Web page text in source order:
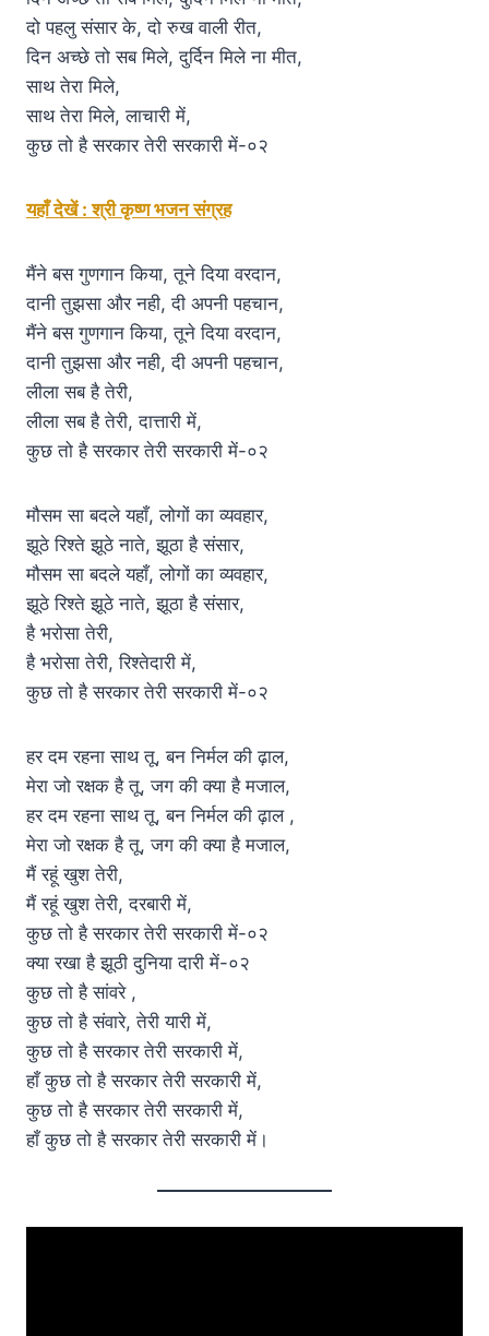
दो पहलु संसार के, दो रुख वाली रीत,
दिन अच्छे तो सब मिले, दुर्दिन मिले ना मीत,
साथ तेरा मिले,
साथ तेरा मिले, लाचारी में,
कुछ तो है सरकार तेरी सरकारी में-०२
यहाँ देखें : श्री कृष्ण भजन संग्रह
मैंने बस गुणगान किया, तूने दिया वरदान,
दानी तुझसा और नही, दी अपनी पहचान,
मैंने बस गुणगान किया, तूने दिया वरदान,
दानी तुझसा और नही, दी अपनी पहचान,
लीला सब है तेरी,
लीला सब है तेरी, दात्तारी में,
कुछ तो है सरकार तेरी सरकारी में-०२
मौसम सा बदले यहाँ, लोगों का व्यवहार,
झूठे रिश्ते झूठे नाते, झूठा है संसार,
मौसम सा बदले यहाँ, लोगों का व्यवहार,
झूठे रिश्ते झूठे नाते, झूठा है संसार,
है भरोसा तेरी,
है भरोसा तेरी, रिश्तेदारी में,
कुछ तो है सरकार तेरी सरकारी में-०२
हर दम रहना साथ तू, बन निर्मल की ढ़ाल,
मेरा जो रक्षक है तू, जग की क्या है मजाल,
हर दम रहना साथ तू, बन निर्मल की ढ़ाल ,
मेरा जो रक्षक है तू, जग की क्या है मजाल,
मैं रहूं खुश तेरी,
मैं रहूं खुश तेरी, दरबारी में,
कुछ तो है सरकार तेरी सरकारी में-०२
क्या रखा है झूठी दुनिया दारी में-०२
कुछ तो है सांवरे ,
कुछ तो है संवारे, तेरी यारी में,
कुछ तो है सरकार तेरी सरकारी में,
हाँ कुछ तो है सरकार तेरी सरकारी में,
कुछ तो है सरकार तेरी सरकारी में,
हाँ कुछ तो है सरकार तेरी सरकारी में।